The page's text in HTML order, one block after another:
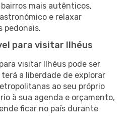
mais autênticos,
e relaxar
pedonais.
para visitar Ilhéus
visitar Ilhéus pode ser
a liberdade de explorar
ao seu próprio
à sua agenda e orçamento,
ficar no país durante